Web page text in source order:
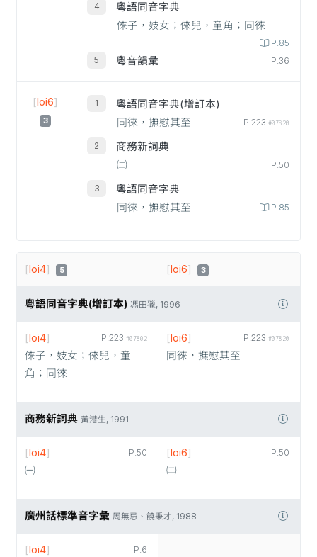
粵語同音字典
倈子，妓女；倈兒，童角；同徠
P.85
粵音韻彙 P.36
[loi6]
3
粵語同音字典(增訂本)
同徠，撫慰其至
P.223 #07820
商務新詞典
㈡
P.50
粵語同音字典
同徠，撫慰其至
P.85
[loi4] 5 [loi6] 3
粵語同音字典(增訂本) 馮田獵, 1996
P.223 #07802
[loi4]
倈子，妓女；倈兒，童
角；同徠
P.223 #07820
[loi6]
同徠，撫慰其至
商務新詞典 黃港生, 1991
P.50
[loi4]
㈠
P.50
[loi6]
㈡
廣州話標準音字彙 周無忌、饒秉才, 1988
P.6
[loi4]